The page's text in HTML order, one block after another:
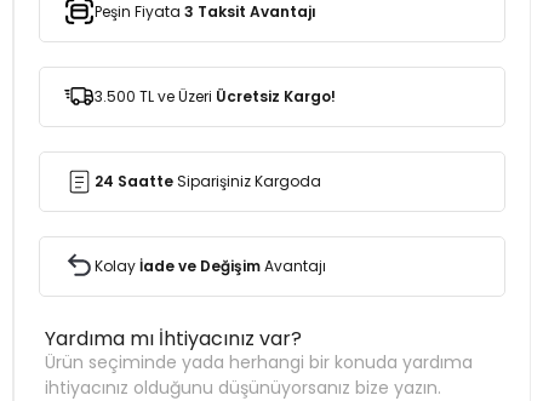
Peşin Fiyata 3 Taksit Avantajı
3.500 TL ve Üzeri Ücretsiz Kargo!
24 SaatteSiparişiniz Kargoda
Kolayİade ve DeğişimAvantajı
Yardıma mı İhtiyacınız var?
Ürün seçiminde yada herhangi bir konuda yardıma
ihtiyacınız olduğunu düşünüyorsanız bize yazın.